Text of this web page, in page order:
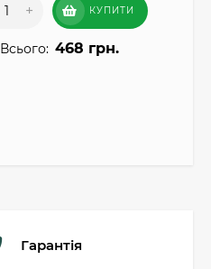
+ КУПИТИ
Всього: 468 грн.
Гарантія